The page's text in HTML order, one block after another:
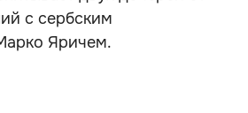
с сербским
Яричем.